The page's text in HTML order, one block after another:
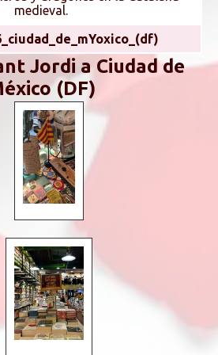
medieval.
Jordi a Ciudad de
(DF)